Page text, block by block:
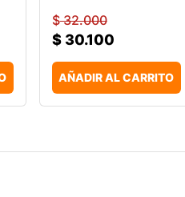
$32.000
$30.100
AÑADIR AL CARRITO